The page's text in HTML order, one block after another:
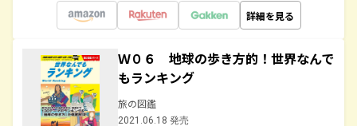
詳細を見る
Ｗ０６ 地球の歩き方的！世界なんで
もランキング
旅の図鑑
2021.06.18 発売